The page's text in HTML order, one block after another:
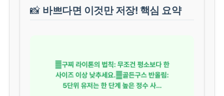
📸 바쁘다면 이것만 저장! 핵심 요약